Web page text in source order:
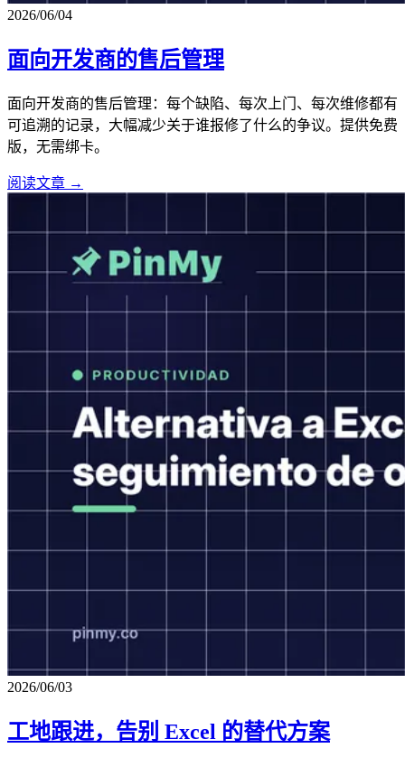
2026/06/04
面向开发商的售后管理
面向开发商的售后管理：每个缺陷、每次上门、每次维修都有
可追溯的记录，大幅减少关于谁报修了什么的争议。提供免费
版，无需绑卡。
阅读文章 →
2026/06/03
工地跟进，告别 Excel 的替代方案